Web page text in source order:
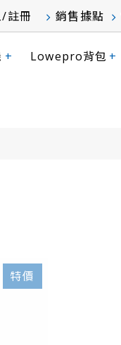
/註冊 銷售據點
+ Lowepro背包 +
特價